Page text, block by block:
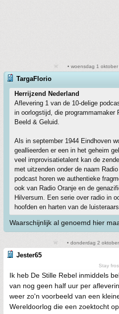
• woensdag 1
TargaFlorio
Herrijzend Nederland
Aflevering 1 van de 10-delige
in oorlogstijd, die programmamaker
Beeld & Geluid.
Als in september 1944 Eindhoven
geallieerden er een in het geheim
veel improvisatietalent kan de
met uitzenden onder de naam
podcast horen we authentieke
ook van Radio Oranje en de
Hilversum. Een serie over radio in
hoofden en harten van de
Waarschijnlijk al genoemd hier
• donderdag 2
Jester65
Stay
Ik heb De Stille Rebel inmiddels
van nog geen half uur per
weer zo'n voorbeeld van een
Wereldoorlog die een zoektocht